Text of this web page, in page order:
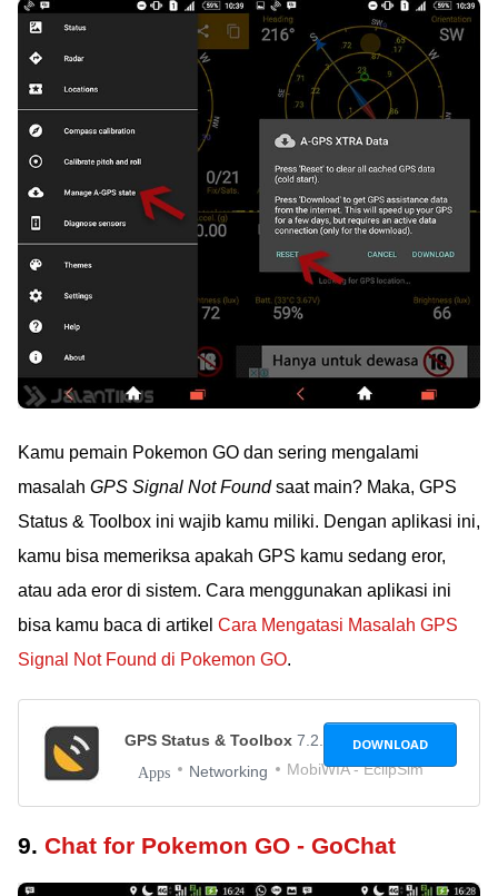
Kamu pemain Pokemon GO dan sering mengalami
masalah GPS Signal Not Foundsaat main? Maka, GPS
Status & Toolbox ini wajib kamu miliki. Dengan aplikasi ini,
kamu bisa memeriksa apakah GPS kamu sedang eror,
atau ada eror di sistem. Cara menggunakan aplikasi ini
bisa kamu baca di artikel Cara Mengatasi Masalah GPS
Signal Not Found di Pokemon GO.
GPS Status & Toolbox 7.2.149
Apps Networking MobiWIA - EclipSim
DOWNLOAD
9. Chat for Pokemon GO - GoChat